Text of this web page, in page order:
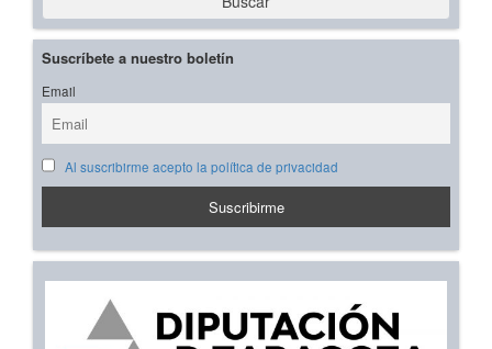
Suscríbete a nuestro boletín
Email
Al suscribirme acepto la política de privacidad